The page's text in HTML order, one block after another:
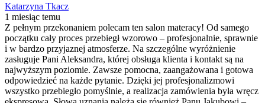
Katarzyna Tkacz
1 miesiąc temu
Z pełnym przekonaniem polecam ten salon materacy! Od samego
początku cały proces przebiegł wzorowo – profesjonalnie, sprawnie
i w bardzo przyjaznej atmosferze. Na szczególne wyróżnienie
zasługuje Pani Aleksandra, której obsługa klienta i kontakt są na
najwyższym poziomie. Zawsze pomocna, zaangażowana i gotowa
odpowiedzieć na każde pytanie. Dzięki jej profesjonalizmowi
wszystko przebiegło pomyślnie, a realizacja zamówienia była wręcz